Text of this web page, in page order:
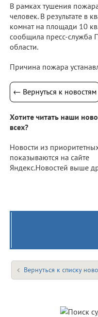
В рамках тушения
человек. В результате в
комнат на площади 10
сообщила пресс-служба
области.
Причина пожара
← Вернуться к новостям
Хотите читать наши
всех?
Новости из
показываются на сайте
Яндекс.Новостей выше
Вернуться к списку